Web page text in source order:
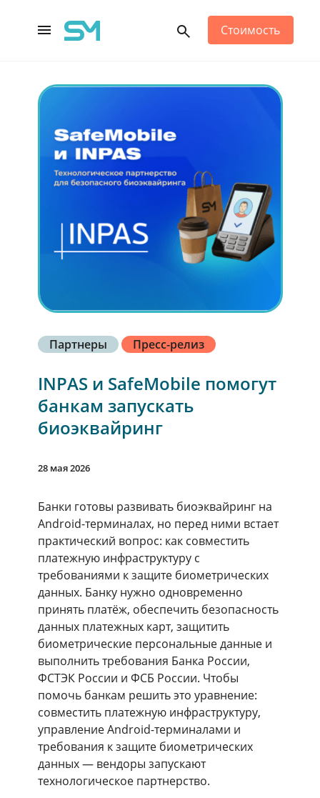
Main Navigation Стоимость
Партнеры Пресс-релиз
INPAS и SafeMobile помогут
банкам запускать
биоэквайринг
28 мая 2026
Банки готовы развивать биоэквайринг на
Android-терминалах, но перед ними встает
практический вопрос: как совместить
платежную инфраструктуру с
требованиями к защите биометрических
данных. Банку нужно одновременно
принять платёж, обеспечить безопасность
данных платежных карт, защитить
биометрические персональные данные и
выполнить требования Банка России,
ФСТЭК России и ФСБ России. Чтобы
помочь банкам решить это уравнение:
совместить платежную инфраструктуру,
управление Android-терминалами и
требования к защите биометрических
данных — вендоры запускают
технологическое партнерство.